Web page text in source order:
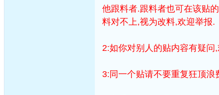
他跟料者.跟料者也可在该贴
料对不上,视为改料,欢迎举报.
2:如你对别人的贴内容有疑
3:同一个贴请不要重复狂顶